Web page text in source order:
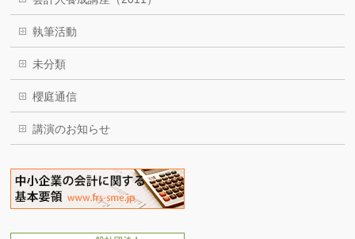
執筆活動
未分類
櫻庭通信
講演のお知らせ